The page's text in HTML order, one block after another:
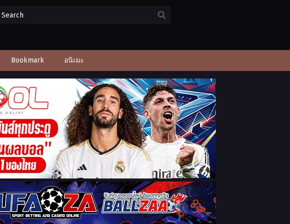
Bookmark อนิเมะ